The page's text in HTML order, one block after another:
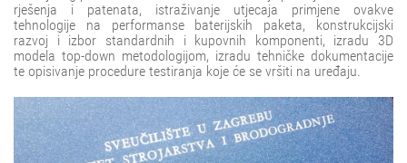
rješenja i patenata, istraživanje utjecaja primjene ovakve
tehnologije na performanse baterijskih paketa, konstrukcijski
razvoj i izbor standardnih i kupovnih komponenti, izradu 3D
modela top-down metodologijom, izradu tehničke dokumentacije
te opisivanje procedure testiranja koje će se vršiti na uređaju.